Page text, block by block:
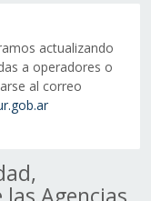
actualizando
a operadores o
al correo